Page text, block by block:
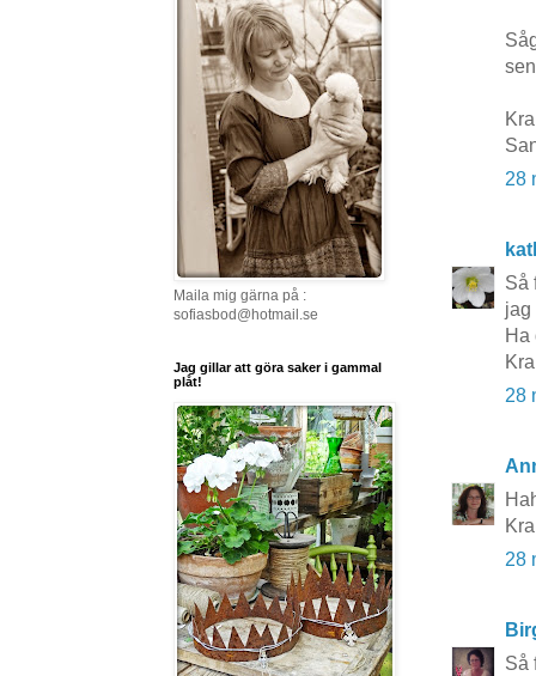
28
Så
jag
Ha
28
28
Så
Maila mig gärna på :
sofiasbod@hotmail.se
Jag gillar att göra saker i gammal
plåt!